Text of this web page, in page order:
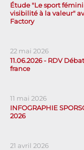
Étude "Le sport
visibilité à la valeur"
Factory
22 mai 2026
11.06.2026 - RDV
france
11 mai 2026
INFOGRAPHIE
2026
21 avril 2026